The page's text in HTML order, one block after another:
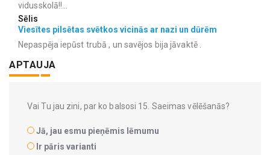
vidusskolā!!...
Sēlis
Viesītes pilsētas svētkos vicinās ar nazi un dūrēm
Nepaspēja iepūst trubā , un savējos bija jāvaktē .
APTAUJA
Vai Tu jau zini, par ko balsosi 15. Saeimas vēlēšanās?
Jā, jau esmu pieņēmis lēmumu
Ir pāris varianti